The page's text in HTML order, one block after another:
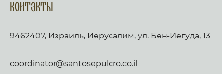
Контакты
9462407, Израиль, Иерусалим, ул. Бен-Иегуда, 13
coordinator@santosepulcro.co.il